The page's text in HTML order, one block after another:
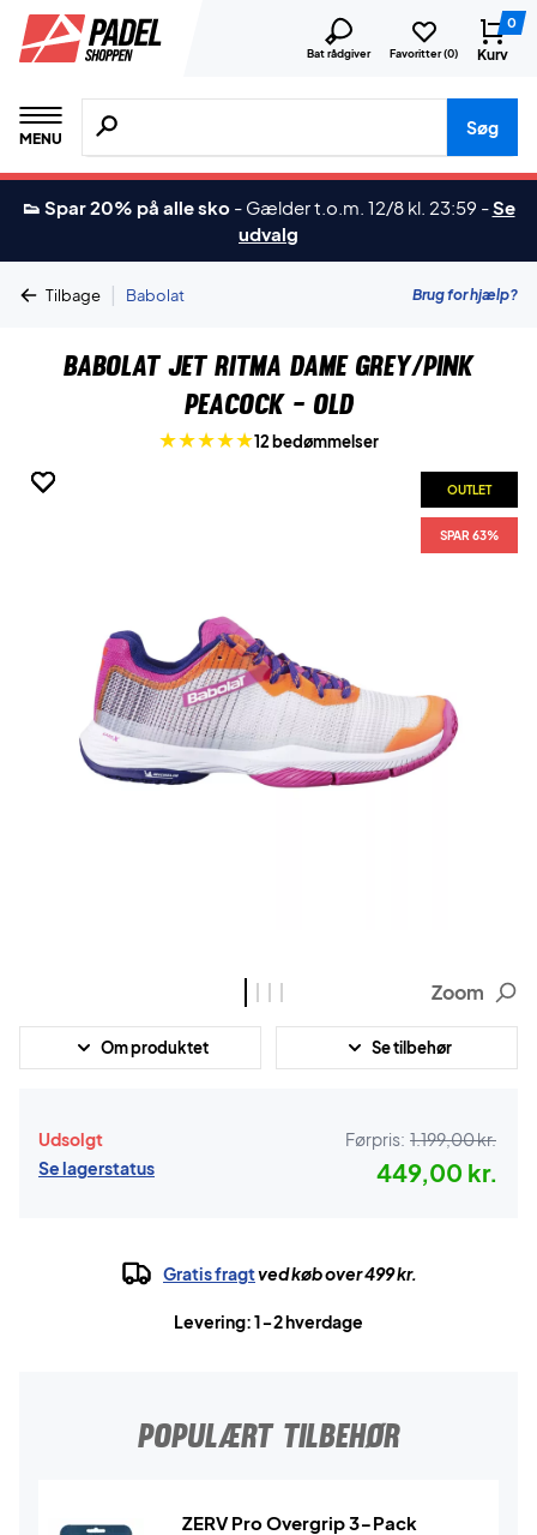
Bat rådgiver Favoritter (0)
0
Kurv
MENU
Søg efter produkter, mærker etc.
Søg
👟 Spar 20% på alle sko - Gælder t.o.m. 12/8 kl. 23:59 -Se
udvalg
Tilbage | Babolat Brug for hjælp?
Babolat Jet Ritma Dame Grey/Pink
Peacock - OLD
12 bedømmelser
OUTLET
SPAR 63%
OUTLET
SPAR 63%
OUTLET
SPAR 63%
OUTLET
SPAR 63%
Zoom
Om produktet Se tilbehør
Udsolgt
Se lagerstatus
Førpris: 1.199,00 kr.
449,00 kr.
Gratis fragtved køb over 499 kr.
Levering: 1-2 hverdage
POPULÆRT TILBEHØR
ZERV Pro Overgrip 3-Pack